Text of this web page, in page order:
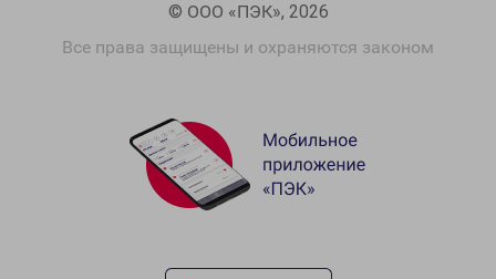
© ООО «ПЭК», 2026
Все права защищены и охраняются законом